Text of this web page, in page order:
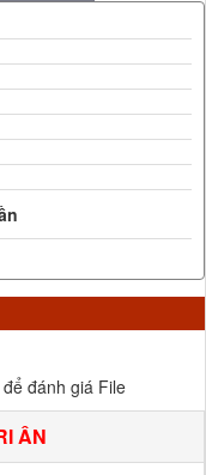
đánh giá File
ÂN